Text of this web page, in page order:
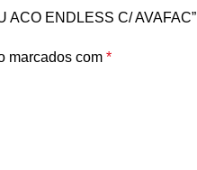
ACO ENDLESS C/ AVAFAC”
marcados com *